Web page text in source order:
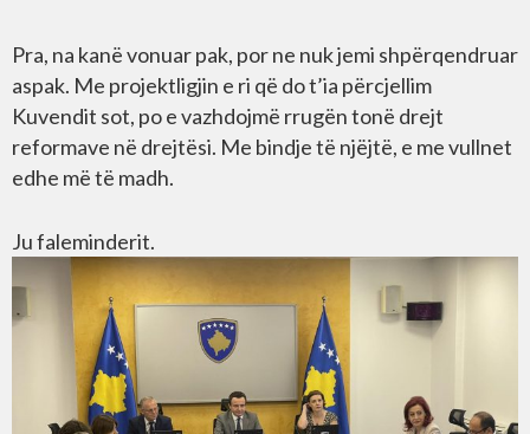
Pra, na kanë vonuar pak, por ne nuk jemi shpërqendruar
aspak. Me projektligjin e ri që do t’ia përcjellim
Kuvendit sot, po e vazhdojmë rrugën tonë drejt
reformave në drejtësi. Me bindje të njëjtë, e me vullnet
edhe më të madh.
Ju faleminderit.